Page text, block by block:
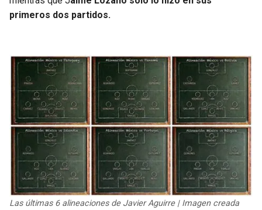
primeros dos partidos.
Las últimas 6 alineaciones de Javier Aguirre | Imagen creada